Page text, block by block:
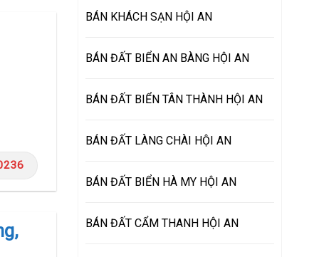
BÁN KHÁCH SẠN HỘI AN
BÁN ĐẤT BIỂN AN BÀNG HỘI AN
BÁN ĐẤT BIỂN TÂN THÀNH HỘI AN
BÁN ĐẤT LÀNG CHÀI HỘI AN
BÁN ĐẤT BIỂN HÀ MY HỘI AN
BÁN ĐẤT CẨM THANH HỘI AN